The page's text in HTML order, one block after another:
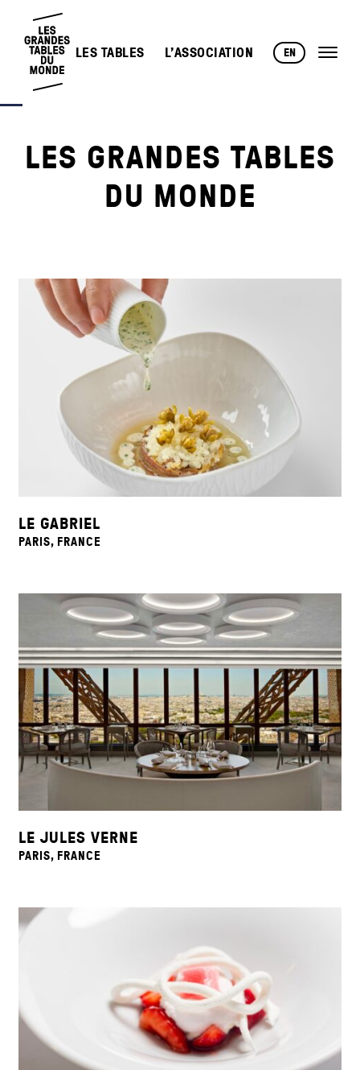
LES TABLES L’ASSOCIATION EN
LES GRANDES TABLES
DU MONDE
LE GABRIEL
PARIS, FRANCE
LE JULES VERNE
PARIS, FRANCE